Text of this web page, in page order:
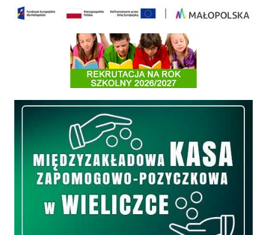
Informacja o terminach rekrutacji na rok szkolny 2026/2027
Międzyzakładowa Kasa Zapomogowo - Pożyczkowa